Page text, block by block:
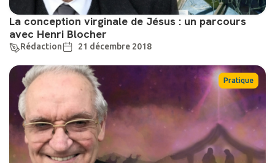
La conception virginale de Jésus : un parcours
avec Henri Blocher
Rédaction 21 décembre 2018
Pratique